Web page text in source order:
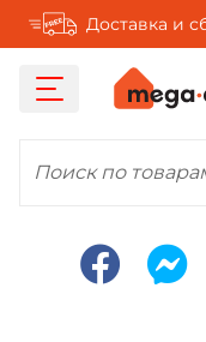
Доставка и
Поиск по